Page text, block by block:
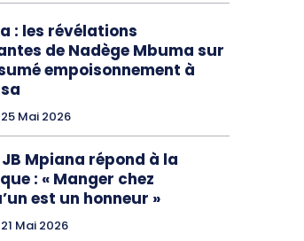
: les révélations
de Nadège Mbuma sur
empoisonnement à
25 Mai 2026
JB Mpiana répond à la
: « Manger chez
est un honneur »
21 Mai 2026